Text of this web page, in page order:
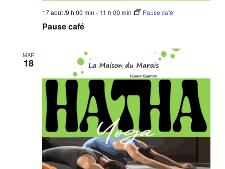
Pause café
17 août /9 h 00 min - 11 h 00 min Pause café
MAR
18